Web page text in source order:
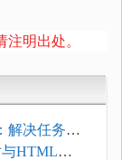
注明出处。
解决任务积
与HTML添